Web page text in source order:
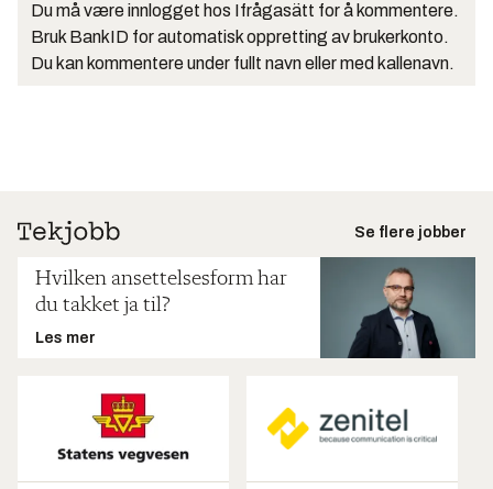
Du må være innlogget hos Ifrågasätt for å kommentere.
Bruk BankID for automatisk oppretting av brukerkonto.
Du kan kommentere under fullt navn eller med kallenavn.
Se flere jobber
Hvilken ansettelsesform har
du takket ja til?
Les mer